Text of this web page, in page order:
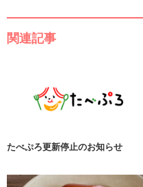
関連記事
たべぷろ更新停止のお知らせ